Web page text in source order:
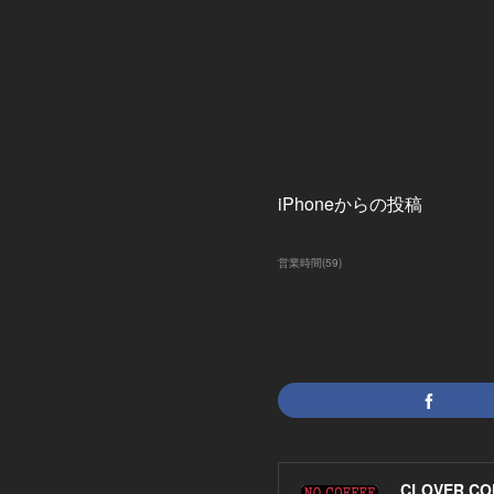
iPhoneからの投稿
営業時間(59)
CLOVER